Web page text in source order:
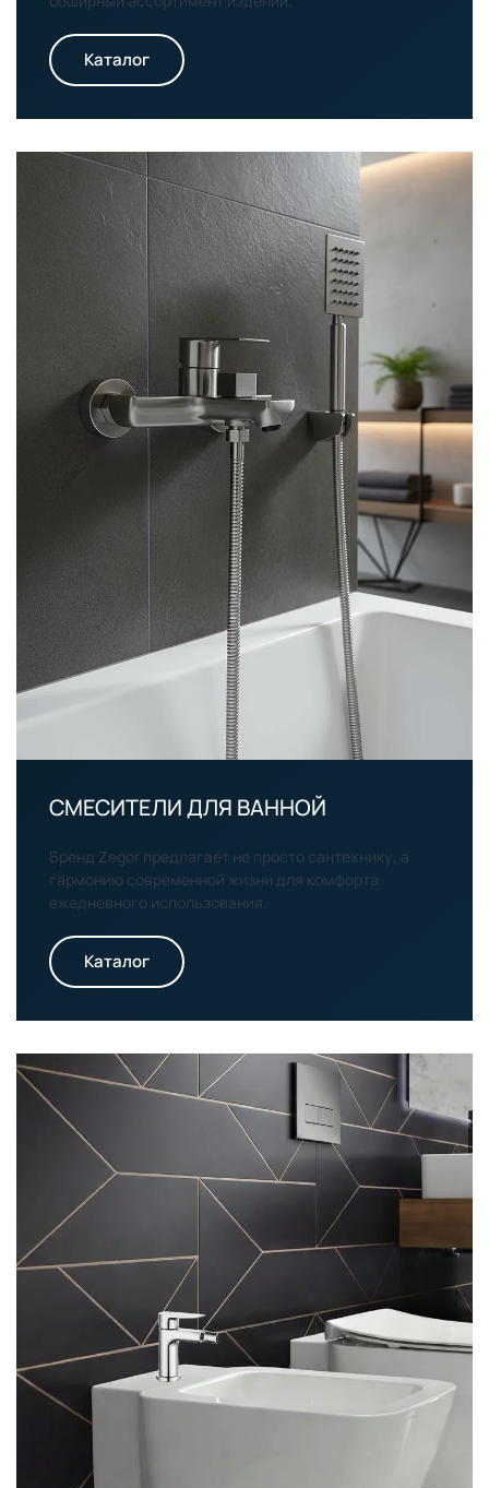
Каталог
СМЕСИТЕЛИ ДЛЯ ВАННОЙ
Бренд Zegor предлагает не просто сантехнику, а
гармонию современной жизни для комфорта
ежедневного использования.
Каталог